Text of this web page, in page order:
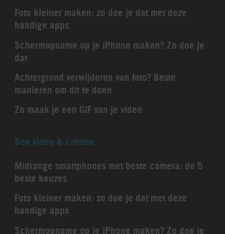
Foto kleiner maken: zo doe je dat met deze
handige apps
Schermopname op je iPhone maken? Zo doe je
dat
Achtergrond verwijderen van foto? Beste
manieren om dit te doen
Zo maak je een GIF van je video
Ben video & creatie
Midrange smartphones met beste camera: de 5
beste keuzes
Foto kleiner maken: zo doe je dat met deze
handige apps
Schermopname op je iPhone maken? Zo doe je